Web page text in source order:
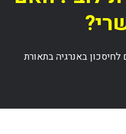
באנרגיה בתאורת